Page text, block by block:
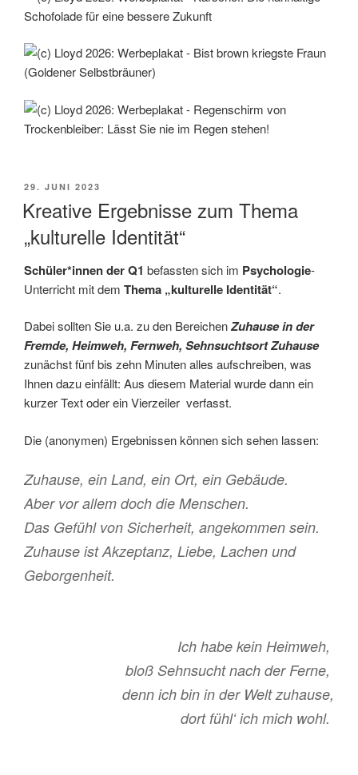
VERÖFFENTLICHT
29. JUNI 2023
Kreative Ergebnisse zum Thema
„kulturelle Identität“
Schüler*innen der Q1 befassten sich im Psychologie-
Unterricht mit dem Thema „kulturelle Identität“.
Dabei sollten Sie u.a. zu den BereichenZuhause in der
Fremde, Heimweh, Fernweh, Sehnsuchtsort Zuhause
zunächst fünf bis zehn Minuten alles aufschreiben, was
Ihnen dazu einfällt: Aus diesem Material wurde dann ein
kurzer Text oder ein Vierzeiler verfasst.
Die (anonymen) Ergebnissen können sich sehen lassen:
Zuhause, ein Land, ein Ort, ein Gebäude.
Aber vor allem doch die Menschen.
Das Gefühl von Sicherheit, angekommen sein.
Zuhause ist Akzeptanz, Liebe, Lachen und
Geborgenheit.
Ich habe kein Heimweh,
bloß Sehnsucht nach der Ferne,
denn ich bin in der Welt zuhause,
dort fühl‘ ich mich wohl.